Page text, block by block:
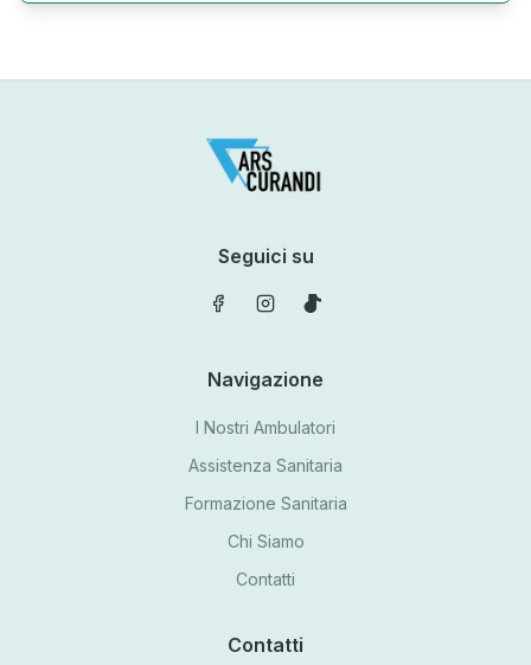
Seguici su
Navigazione
I Nostri Ambulatori
Assistenza Sanitaria
Formazione Sanitaria
Chi Siamo
Contatti
Contatti